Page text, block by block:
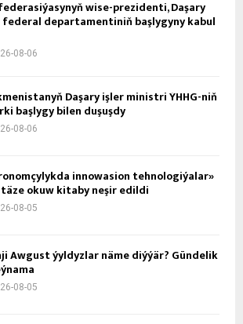
wise-prezidenti, Daşary
federal departamentiniň başlygyny kabul
08-06
Daşary işler ministri ÝHHG-niň
başlygy bilen duşuşdy
08-06
innowasion tehnologiýalar»
okuw kitaby neşir edildi
08-05
Awgust ýyldyzlar näme diýýär? Gündelik
08-05